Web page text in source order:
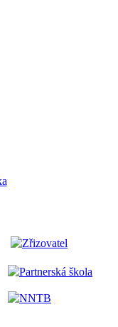
Zřizovatel
Partnerská škola
NNTB